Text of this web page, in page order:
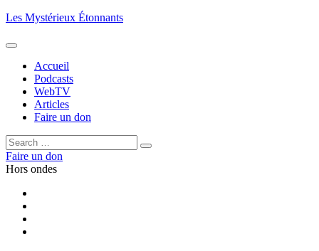
Aller
contenu
Les Mystérieux Étonnants
Accueil
Podcasts
WebTV
Articles
Faire un don
Rechercher :
Rechercher
Faire un don
Hors ondes